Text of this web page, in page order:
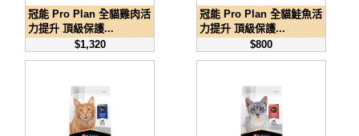
冠能 Pro Plan 全貓雞肉活
力提升 頂級保護...
$1,320
冠能 Pro Plan 全貓鮭魚活
力提升 頂級保護...
$800